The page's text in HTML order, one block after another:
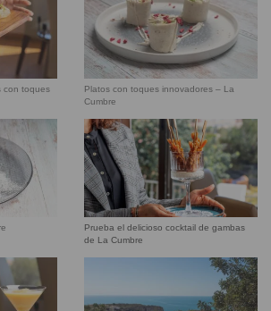
con toques
Platos con toques innovadores – La
Cumbre
Prueba el delicioso cocktail de gambas
de La Cumbre